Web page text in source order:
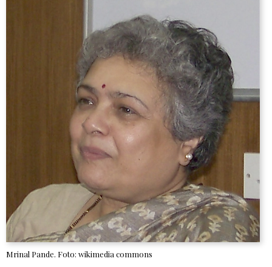
Mrinal Pande. Foto: wikimedia commons